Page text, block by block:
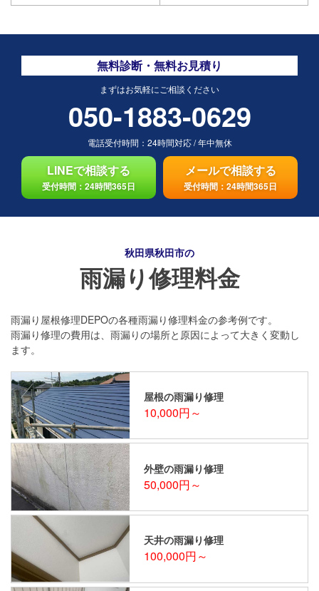
無料診断・無料お見積り
まずはお気軽にご相談ください
050-1883-0629
電話受付時間： 24時間対応/年中無休
LINEで相談する
受付時間：24時間365日
メールで相談する
受付時間：24時間365日
秋田県秋田市の
雨漏り修理料金
雨漏り屋根修理DEPOの各種雨漏り修理料金の参考例です。
雨漏り修理の費用は、雨漏りの場所と原因によって大きく変動し
ます。
屋根の雨漏り修理
10,000円～
外壁の雨漏り修理
50,000円～
天井の雨漏り修理
100,000円～